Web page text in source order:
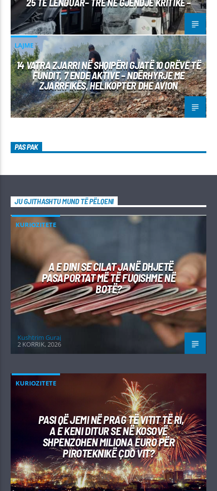
LAJME
14 VATRA ZJARRI NË SHQIPËRI GJATË 10 ORËVE TË
FUNDIT, 7 ENDE AKTIVE – NDËRHYRJE ME
ZJARRFIKËS, HELIKOPTER DHE AVION
PAS PAK
JU GJITHASHTU MUND TË PËLQENI
KURIOZITETE
A E DINI SE CILAT JANË DHJETË
PASAPORTAT MË TË FUQISHME NË
BOTË?
Kushtrim Guraj
2 KORRIK, 2026
KURIOZITETE
PASI QË JEMI NË PRAG TË VITIT TË RI,
A E KENI DITUR SE NË KOSOVË
SHPENZOHEN MILIONA EURO PËR
PIROTEKNIKË ÇDO VIT?